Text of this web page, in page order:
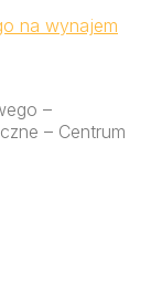
na wynajem
–
– Centrum